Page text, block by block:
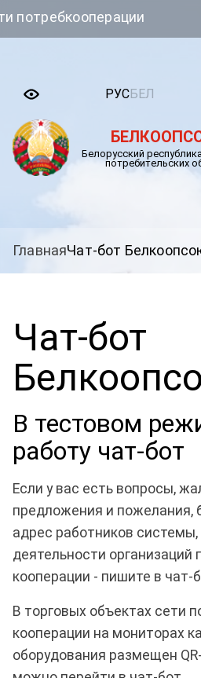
Белорусский
потребительских
РУСБЕЛ
ГлавнаяЧат-бот
Чат-бот
В тестовом
работу чат-бот
Если у вас есть вопросы,
предложения и пожелания,
адрес работников
деятельности организаций
кооперации - пишите в чат-
В торговых объектах сети
кооперации на мониторах
оборудования размещен